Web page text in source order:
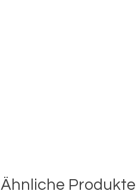
Ähnliche Produkte